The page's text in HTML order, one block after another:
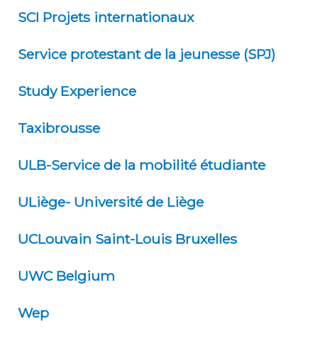
SCI Projets internationaux
Service protestant de la jeunesse (SPJ)
Study Experience
Taxibrousse
ULB-Service de la mobilité étudiante
ULiège- Université de Liège
UCLouvain Saint-Louis Bruxelles
UWC Belgium
Wep